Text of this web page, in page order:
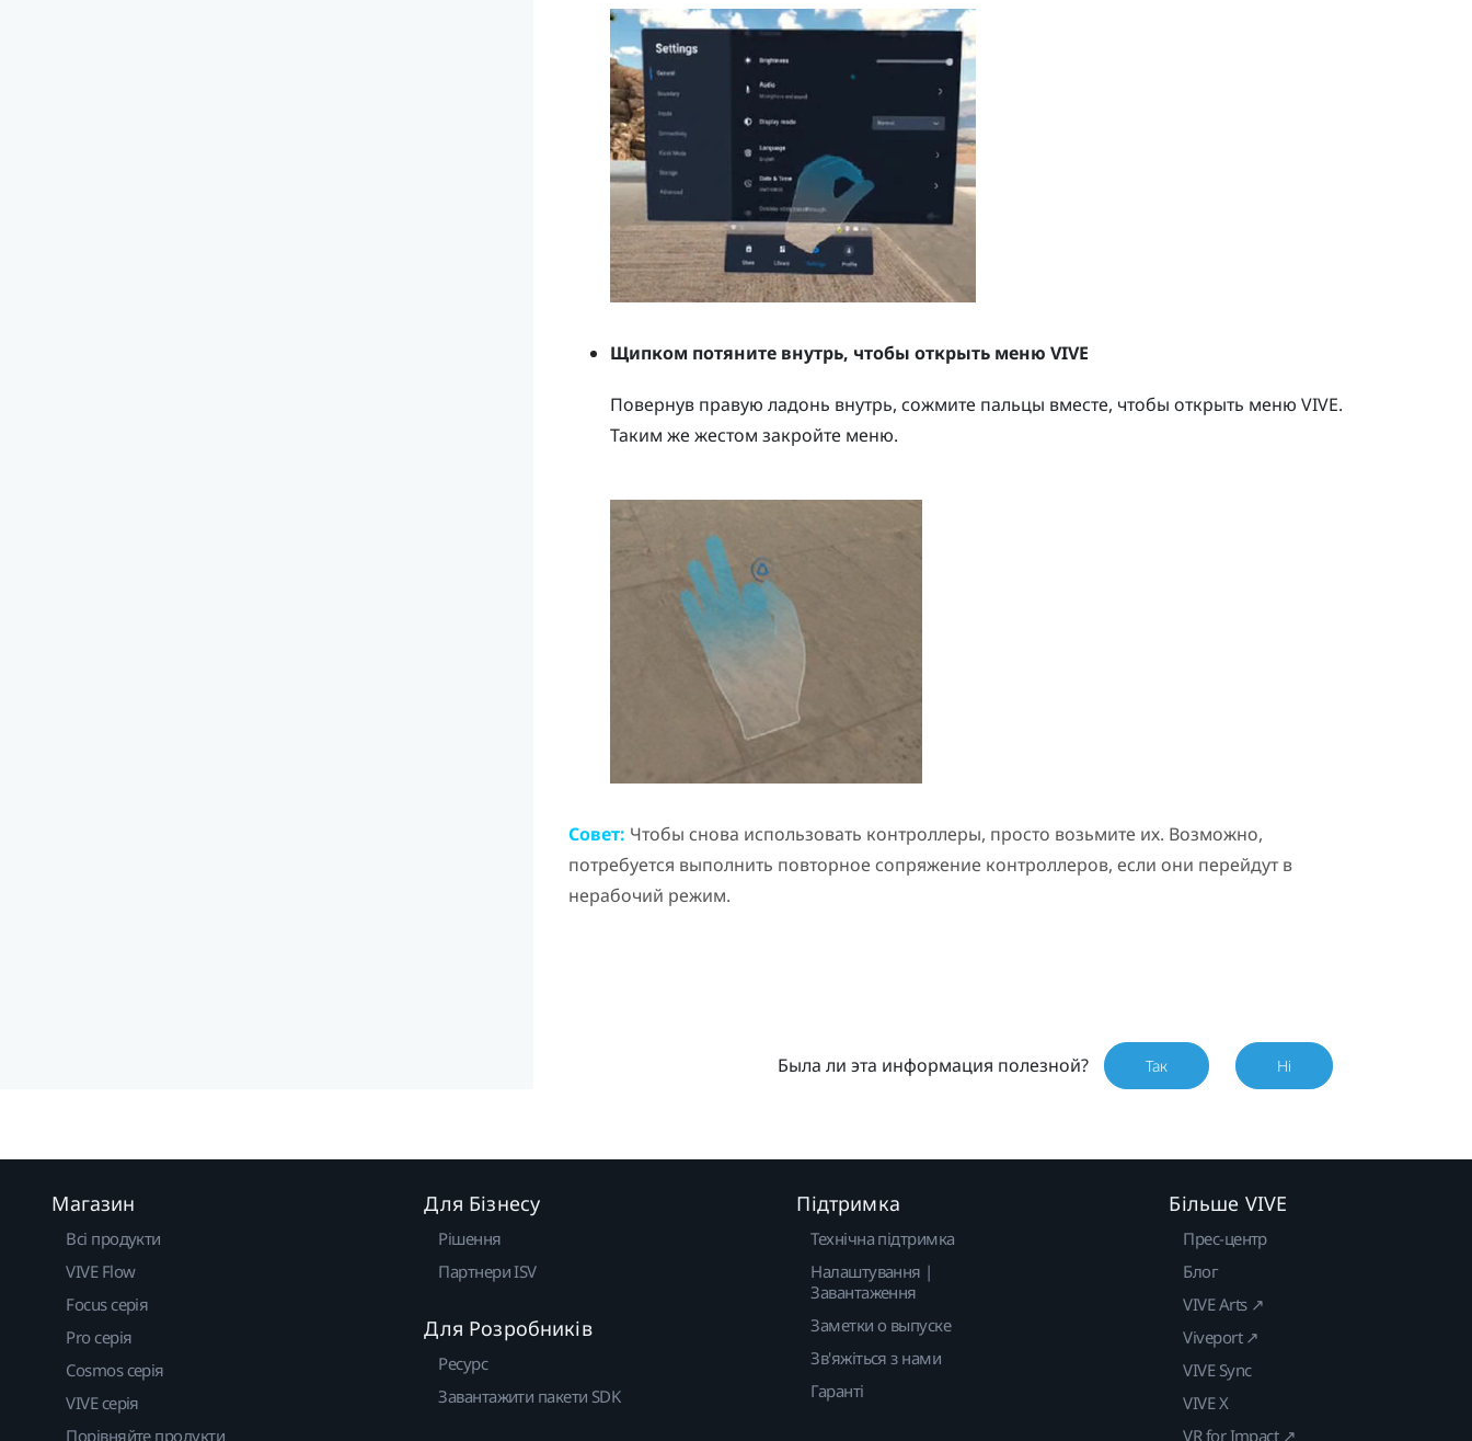
Щипком потяните внутрь, чтобы открыть меню VIVE
Повернув правую ладонь внутрь, сожмите пальцы вместе, чтобы открыть меню VIVE.
Таким же жестом закройте меню.
Совет: Чтобы снова использовать контроллеры, просто возьмите их. Возможно,
потребуется выполнить повторное сопряжение контроллеров, если они перейдут в
нерабочий режим.
Была ли эта информация полезной? Так Ні
Магазин
Всі продукти
VIVE Flow
Focus серія
Pro серія
Cosmos серія
VIVE серія
Порівняйте продукти
Для Бізнесу
Рішення
Партнери ISV
Для Розробників
Ресурс
Завантажити пакети SDK
Підтримка
Технічна підтримка
Налаштування |
Завантаження
Заметки о выпуске
Зв'яжіться з нами
Гаранті
Більше VIVE
Прес-центр
Блог
VIVE Arts ↗
Viveport ↗
VIVE Sync
VIVE X
VR for Impact ↗